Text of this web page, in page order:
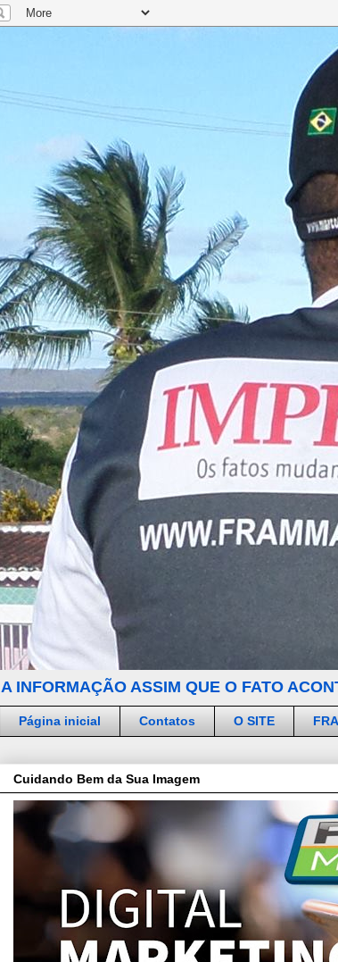
A INFORMAÇÃO ASSIM QUE O FATO
Página inicial Contatos O SITE
Cuidando Bem da Sua Imagem